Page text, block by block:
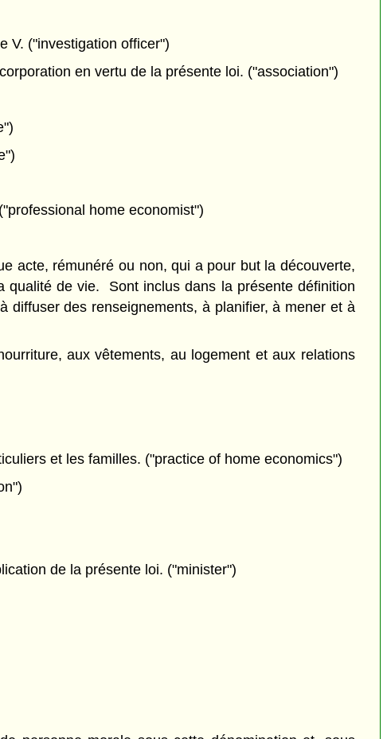
V. ("investigation officer")
en vertu de la présente loi. ("association")
home economist")
acte, rémunéré ou non, qui a pour but la découverte,
qualité de vie. Sont inclus dans la présente définition
diffuser des renseignements, à planifier, à mener et à
aux vêtements, au logement et aux relations
et les familles. ("practice of home economics")
de la présente loi. ("minister")